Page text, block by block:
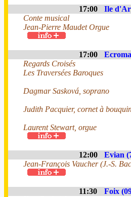
17:00
Ile
Conte musical
Jean-Pierre Maudet Orgue
17:00
Regards Croisés
Les Traversées Baroques
Dagmar Sasková, soprano
Judith Pacquier, cornet à
Laurent Stewart, orgue
12:00
Evian
Jean-François Vaucher (J.-S.
11:30 Foix